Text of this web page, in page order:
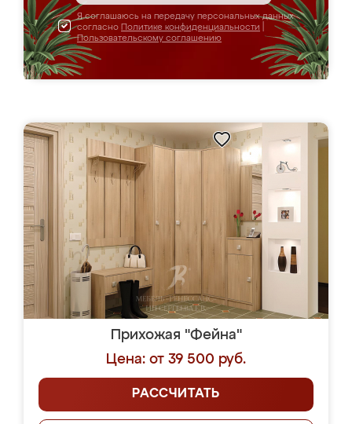
Я соглашаюсь на передачу персональных данных
согласно Политике конфиденциальности
Пользовательскому соглашению
Прихожая "Фейна"
Цена: от 39 500 руб.
РАССЧИТАТЬ